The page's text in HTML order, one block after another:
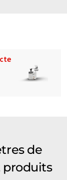
de
produits